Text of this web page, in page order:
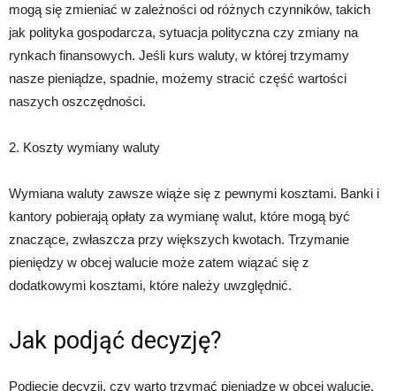
mogą się zmieniać w zależności od różnych czynników, takich
jak polityka gospodarcza, sytuacja polityczna czy zmiany na
rynkach finansowych. Jeśli kurs waluty, w której trzymamy
nasze pieniądze, spadnie, możemy stracić część wartości
naszych oszczędności.
2. Koszty wymiany waluty
Wymiana waluty zawsze wiąże się z pewnymi kosztami. Banki i
kantory pobierają opłaty za wymianę walut, które mogą być
znaczące, zwłaszcza przy większych kwotach. Trzymanie
pieniędzy w obcej walucie może zatem wiązać się z
dodatkowymi kosztami, które należy uwzględnić.
Jak podjąć decyzję?
Podjęcie decyzji, czy warto trzymać pieniądze w obcej walucie,